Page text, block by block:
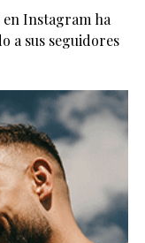
en Instagram ha
a sus seguidores